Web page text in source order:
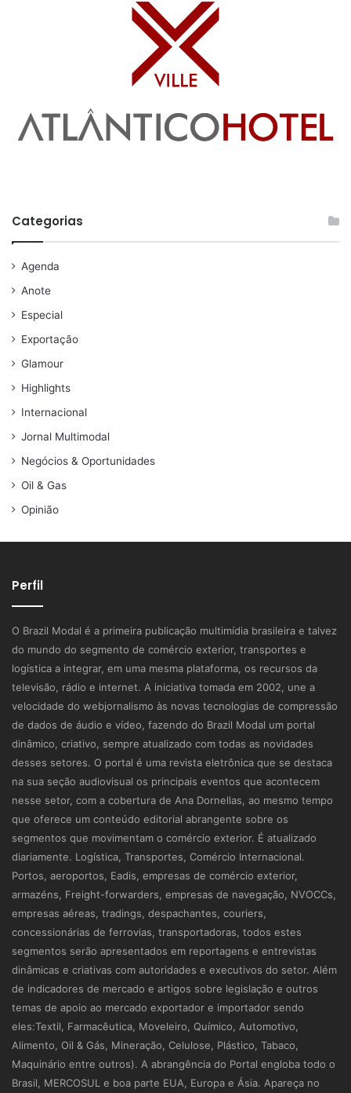
Categorias
Agenda
Anote
Especial
Exportação
Glamour
Highlights
Internacional
Jornal Multimodal
Negócios & Oportunidades
Oil & Gas
Opinião
Perfil
O Brazil Modal é a primeira publicação multimídia brasileira e talvez
do mundo do segmento de comércio exterior, transportes e
logística a integrar, em uma mesma plataforma, os recursos da
televisão, rádio e internet. A iniciativa tomada em 2002, une a
velocidade do webjornalismo às novas tecnologias de compressão
de dados de áudio e vídeo, fazendo do Brazil Modal um portal
dinâmico, criativo, sempre atualizado com todas as novidades
desses setores. O portal é uma revista eletrônica que se destaca
na sua seção audiovisual os principais eventos que acontecem
nesse setor, com a cobertura de Ana Dornellas, ao mesmo tempo
que oferece um conteúdo editorial abrangente sobre os
segmentos que movimentam o comércio exterior. É atualizado
diariamente. Logística, Transportes, Comércio Internacional.
Portos, aeroportos, Eadis, empresas de comércio exterior,
armazéns, Freight-forwarders, empresas de navegação, NVOCCs,
empresas aéreas, tradings, despachantes, couriers,
concessionárias de ferrovias, transportadoras, todos estes
segmentos serão apresentados em reportagens e entrevistas
dinâmicas e criativas com autoridades e executivos do setor. Além
de indicadores de mercado e artigos sobre legislação e outros
temas de apoio ao mercado exportador e importador sendo
eles:Textil, Farmacêutica, Moveleiro, Químico, Automotivo,
Alimento, Oil & Gás, Mineração, Celulose, Plástico, Tabaco,
Maquinário entre outros). A abrangência do Portal engloba todo o
Brasil, MERCOSUL e boa parte EUA, Europa e Ásia. Apareça no